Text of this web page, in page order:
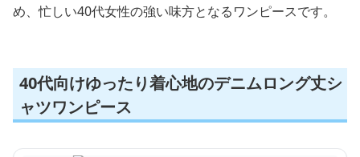
め、忙しい40代女性の強い味方となるワンピースです。
40代向けゆったり着心地のデニムロング丈シ
ャツワンピース